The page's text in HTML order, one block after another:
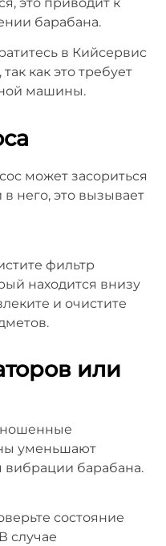
барабана.
в Кийсервис
как это требует
машины.
может засориться
него, это вызывает
фильтр
находится внизу
и очистите
или
уменьшают
вибрации барабана.
состояние
случае